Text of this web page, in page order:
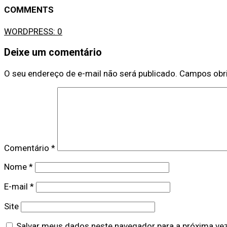
COMMENTS
WORDPRESS: 0
Deixe um comentário
O seu endereço de e-mail não será publicado. Campos
Comentário *
Nome *
E-mail *
Site